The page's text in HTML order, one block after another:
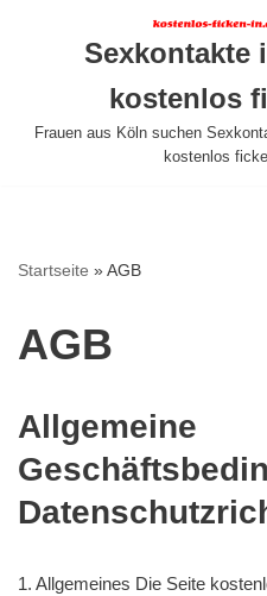
Sexkontakte
kostenlos
Frauen aus Köln suchen
kostenlos
Startseite »AGB
AGB
Allgemeine
1. Allgemeines Die Seite